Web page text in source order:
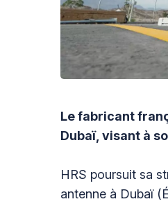
Le fabricant
Dubaï, visant à
HRS poursuit sa
antenne à Dubaï